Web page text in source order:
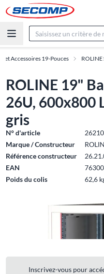
et Accessoires 19-Pouces ROLINE
ROLINE 19"
26U, 600x800
gris
N° d'article
Marque / Constructeur
Référence constructeur
EAN
Poids du colis
62,6
Inscrivez-vous pour